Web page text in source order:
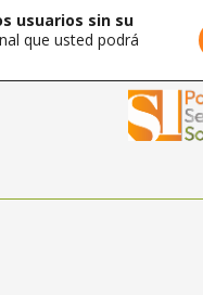
usuarios sin su
que usted podrá